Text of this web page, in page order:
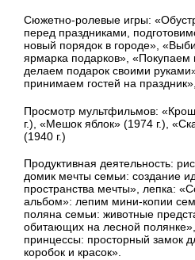
Сюжетно-ролевые игры:
перед праздниками,
новый порядок в городе»,
ярмарка подарков», «Покупаем
делаем подарок своими
принимаем гостей на праздник»,
Просмотр мультфильмов:
г.), «Мешок яблок» (1974 г.),
(1940 г.)
Продуктивная деятельность: р
домик мечты семьи: создание
пространства мечты», лепка:
альбом»: лепим мини-копии
поляна семьи: животные
обитающих на лесной
принцессы: просторный замок
коробок и красок».